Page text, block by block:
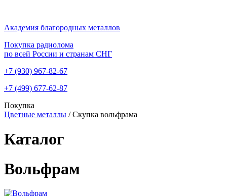
Академия благородных металлов
Покупка радиолома
по всей России и странам СНГ
+7 (930) 967-82-67
+7 (499) 677-62-87
Покупка
Цветные металлы / Скупка вольфрама
Каталог
Вольфрам